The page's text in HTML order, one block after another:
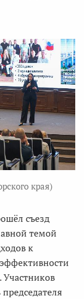
края)
съезд
темой
к
Участников